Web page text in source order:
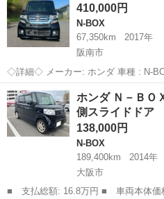
月。ナビテレビセ...410,000円
N-BOX
67,350km
2017年
阪南市
◇詳細◇ メーカー: ホンダ 車種 : N-
6 型式 : DBA - JF1 色: クロ グレー
67,400km ◇ポイン...
大阪 阪南市 N-BOX
ホンダ Ｎ－Ｂ
側スライドド
138,000円
N-BOX
189,400km
2014年
大阪市
■ 支払総額: 16.8万円 ■ 車両本体価格： 138,000 円 ■ メーカー